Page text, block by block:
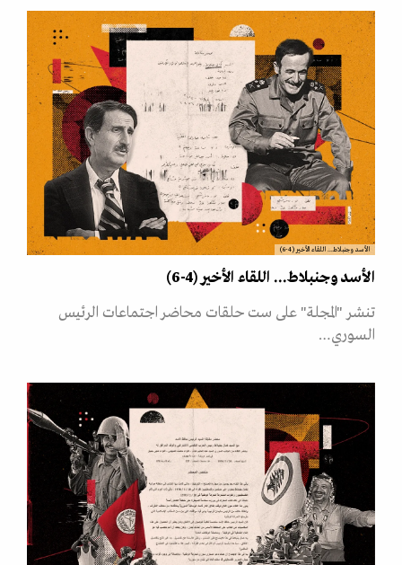
الأسد وجنبلاط... اللقاء الأخير (4-6)
الأسد وجنبلاط... اللقاء الأخير (4-6)
تنشر "المجلة" على ست حلقات محاضر اجتماعات الرئيس
السوري…